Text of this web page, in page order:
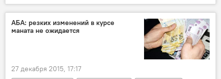
АБА: резких изменений в курсе
маната не ожидается
27 декабря 2015, 17:17